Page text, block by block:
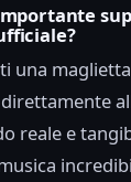
una
reale e